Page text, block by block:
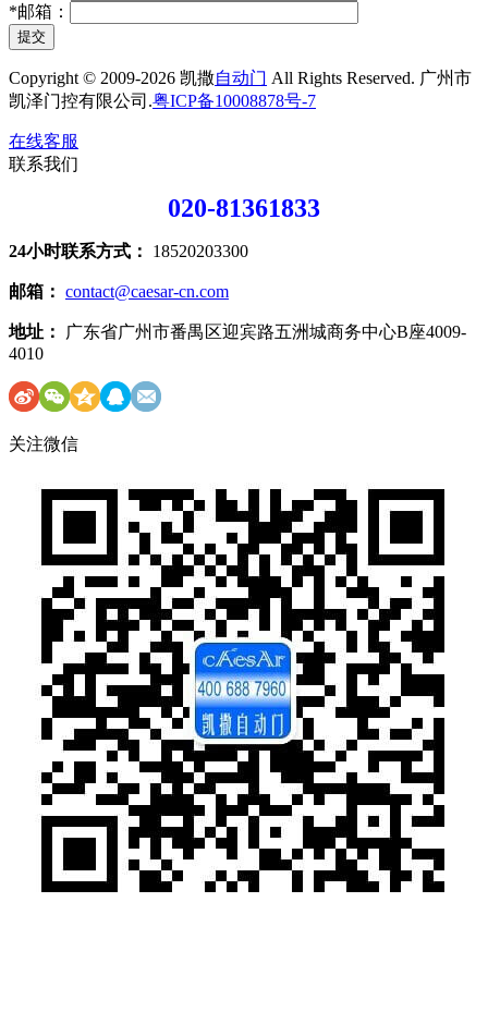
*邮箱：
提交
Copyright © 2009-2026 凯撒自动门 All Rights Reserved. 广州市
凯泽门控有限公司.粤ICP备10008878号-7
在线客服
联系我们
020-81361833
24小时联系方式： 18520203300
邮箱： contact@caesar-cn.com
地址：
广东省广州市番禺区迎宾路五洲城商务中心B座4009-
4010
关注微信